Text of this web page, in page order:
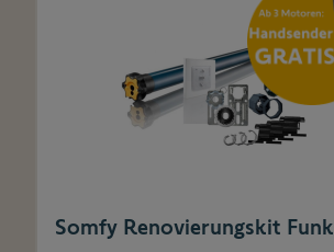
Somfy Renovierungskit Funk